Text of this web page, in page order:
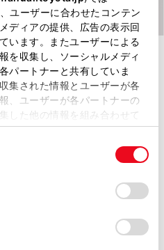
ユーザーに合わせたコンテン
ディアの提供、広告の表示回
います。またユーザーによる
を収集し、ソーシャルメディ
パートナーと共有していま
集された情報とユーザーが各
、ユーザーが各パートナーの
した他の情報を組み合わせて
ェブサイトの使用を続行する
キー)が保存されることに同
クッキー)のオプトアウト、
するにあたっては、当社の
り扱いについて
」をご覧くだ
が通信でスマート
がることで、もっと
るサービスです。
地の変更も音声で簡単！